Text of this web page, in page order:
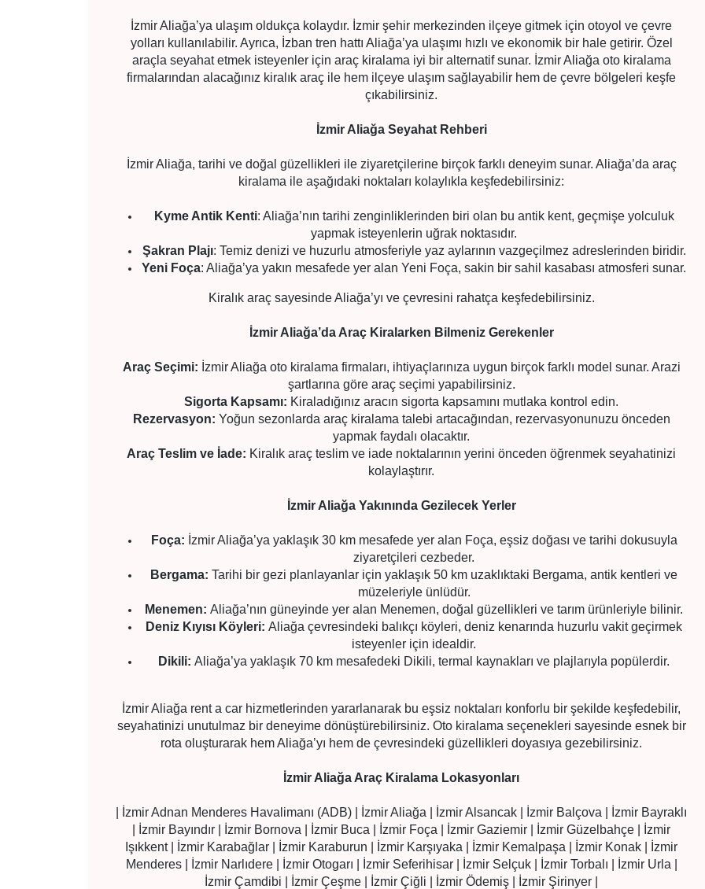
İzmir Aliağa’ya ulaşım oldukça kolaydır. İzmir şehir merkezinden ilçeye gitmek için otoyol ve çevre
yolları kullanılabilir. Ayrıca, İzban tren hattı Aliağa’ya ulaşımı hızlı ve ekonomik bir hale getirir. Özel
araçla seyahat etmek isteyenler için araç kiralama iyi bir alternatif sunar. İzmir Aliağa oto kiralama
firmalarından alacağınız kiralık araç ile hem ilçeye ulaşım sağlayabilir hem de çevre bölgeleri keşfe
çıkabilirsiniz.
İzmir Aliağa Seyahat Rehberi
İzmir Aliağa, tarihi ve doğal güzellikleri ile ziyaretçilerine birçok farklı deneyim sunar. Aliağa’da araç
kiralama ile aşağıdaki noktaları kolaylıkla keşfedebilirsiniz:
Kyme Antik Kenti: Aliağa’nın tarihi zenginliklerinden biri olan bu antik kent, geçmişe yolculuk
yapmak isteyenlerin uğrak noktasıdır.
Şakran Plajı: Temiz denizi ve huzurlu atmosferiyle yaz aylarının vazgeçilmez adreslerinden biridir.
Yeni Foça: Aliağa’ya yakın mesafede yer alan Yeni Foça, sakin bir sahil kasabası atmosferi sunar.
Kiralık araç sayesinde Aliağa’yı ve çevresini rahatça keşfedebilirsiniz.
İzmir Aliağa’da Araç Kiralarken Bilmeniz Gerekenler
Araç Seçimi: İzmir Aliağa oto kiralama firmaları, ihtiyaçlarınıza uygun birçok farklı model sunar. Arazi
şartlarına göre araç seçimi yapabilirsiniz.
Sigorta Kapsamı: Kiraladığınız aracın sigorta kapsamını mutlaka kontrol edin.
Rezervasyon: Yoğun sezonlarda araç kiralama talebi artacağından, rezervasyonunuzu önceden
yapmak faydalı olacaktır.
Araç Teslim ve İade: Kiralık araç teslim ve iade noktalarının yerini önceden öğrenmek seyahatinizi
kolaylaştırır.
İzmir Aliağa Yakınında Gezilecek Yerler
Foça: İzmir Aliağa’ya yaklaşık 30 km mesafede yer alan Foça, eşsiz doğası ve tarihi dokusuyla
ziyaretçileri cezbeder.
Bergama: Tarihi bir gezi planlayanlar için yaklaşık 50 km uzaklıktaki Bergama, antik kentleri ve
müzeleriyle ünlüdür.
Menemen: Aliağa’nın güneyinde yer alan Menemen, doğal güzellikleri ve tarım ürünleriyle bilinir.
Deniz Kıyısı Köyleri: Aliağa çevresindeki balıkçı köyleri, deniz kenarında huzurlu vakit geçirmek
isteyenler için idealdir.
Dikili: Aliağa’ya yaklaşık 70 km mesafedeki Dikili, termal kaynakları ve plajlarıyla popülerdir.
İzmir Aliağa rent a car hizmetlerinden yararlanarak bu eşsiz noktaları konforlu bir şekilde keşfedebilir,
seyahatinizi unutulmaz bir deneyime dönüştürebilirsiniz. Oto kiralama seçenekleri sayesinde esnek bir
rota oluşturarak hem Aliağa’yı hem de çevresindeki güzellikleri doyasıya gezebilirsiniz.
İzmir Aliağa Araç Kiralama Lokasyonları
| İzmir Adnan Menderes Havalimanı (ADB) | İzmir Aliağa | İzmir Alsancak | İzmir Balçova | İzmir Bayraklı
| İzmir Bayındır | İzmir Bornova | İzmir Buca | İzmir Foça | İzmir Gaziemir | İzmir Güzelbahçe | İzmir
Işıkkent | İzmir Karabağlar | İzmir Karaburun | İzmir Karşıyaka | İzmir Kemalpaşa | İzmir Konak | İzmir
Menderes | İzmir Narlıdere | İzmir Otogarı | İzmir Seferihisar | İzmir Selçuk | İzmir Torbalı | İzmir Urla |
İzmir Çamdibi | İzmir Çeşme | İzmir Çiğli | İzmir Ödemiş | İzmir Şirinyer |